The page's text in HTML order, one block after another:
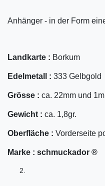
Anhänger - in der Form
Landkarte : Borkum
Edelmetall : 333 Gelbgold
Grösse : ca. 22mm und
Gewicht : ca. 1,8gr.
Oberfläche : Vorderseite
Marke : schmuckador ®